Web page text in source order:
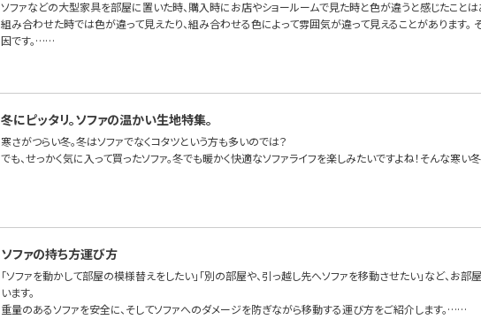
ソファなどの大型家具を部屋に置いた時、購入時にお店やショールームで見た時と色が違うと感じたこと
組み合わせた時では色が違って見えたり、組み合わせる色によって雰囲気が違って見えることがあります。
因です。……
冬にピッタリ。ソファの温かい生地特集。
寒さがつらい冬。冬はソファでなくコタツという方も多いのでは？
でも、せっかく気に入って買ったソファ。冬でも暖かく快適なソファライフを楽しみたいですよね！そんな寒
ソファの持ち方運び方
「ソファを動かして部屋の模様替えをしたい」「別の部屋や、引っ越し先へソファを移動させたい」など、お
います。
重量のあるソファを安全に、そしてソファへのダメージを防ぎながら移動する運び方をご紹介します。……